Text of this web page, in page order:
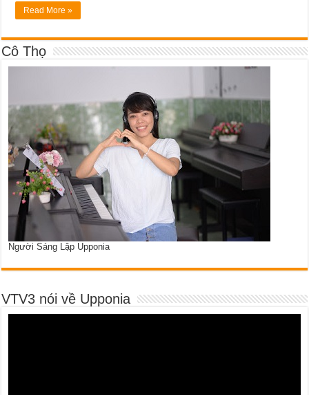
Read More »
Cô Thọ
Người Sáng Lập Upponia
VTV3 nói về Upponia